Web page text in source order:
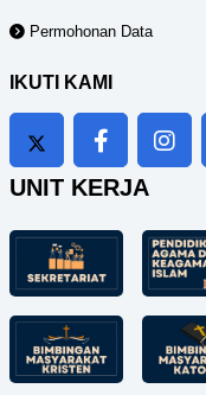
Permohonan Data
IKUTI KAMI
UNIT KERJA